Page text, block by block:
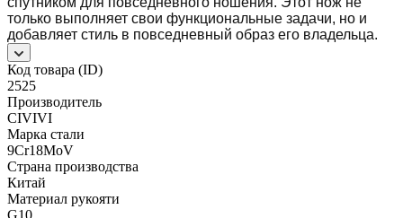
только выполняет свои функциональные задачи, но и
добавляет стиль в повседневный образ его владельца.
Код товара (ID)
2525
Производитель
CIVIVI
Марка стали
9Cr18MoV
Страна производства
Китай
Материал рукояти
G10